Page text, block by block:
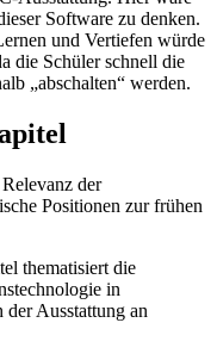
Software zu denken.
und Vertiefen würde
die Schüler schnell die
„abschalten“ werden.
der
Positionen zur frühen
thematisiert die
in
Ausstattung an